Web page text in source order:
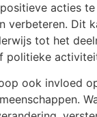
acties
verbeteren. Dit
tot het
politieke
ook invloed